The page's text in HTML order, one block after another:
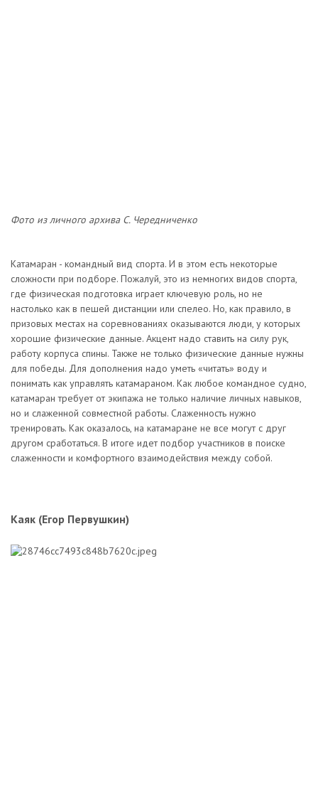
Фото из личного архива С. Чередниченко
Катамаран - командный вид спорта. И в этом есть некоторые
сложности при подборе. Пожалуй, это из немногих видов спорта,
где физическая подготовка играет ключевую роль, но не
настолько как в пешей дистанции или спелео. Но, как правило, в
призовых местах на соревнованиях оказываются люди, у которых
хорошие физические данные. Акцент надо ставить на силу рук,
работу корпуса спины. Также не только физические данные нужны
для победы. Для дополнения надо уметь «читать» воду и
понимать как управлять катамараном. Как любое командное судно,
катамаран требует от экипажа не только наличие личных навыков,
но и слаженной совместной работы. Слаженность нужно
тренировать. Как оказалось, на катамаране не все могут с друг
другом сработаться. В итоге идет подбор участников в поиске
слаженности и комфортного взаимодействия между собой.
Каяк (Егор Первушкин)